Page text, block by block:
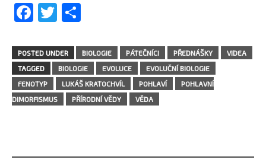
Facebook
Twitter
POSTED UNDER BIOLOGIE PÁTEČNÍCI PŘEDNÁŠKY
VIDEA
TAGGED
BIOLOGIE EVOLUCE
EVOLUČNÍ BIOLOGIE
FENOTYP
LUKÁŠ KRATOCHVÍL POHLAVÍ
POHLAVNÍ
DIMORFISMUS
PŘÍRODNÍ VĚDY VĚDA